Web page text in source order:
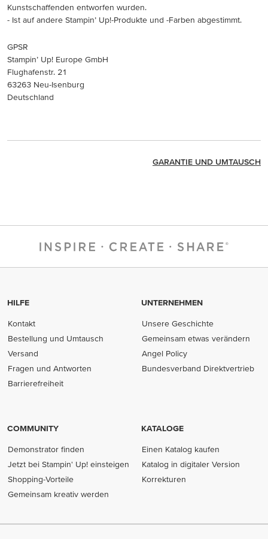
Kunstschaffenden entworfen wurden.
- Ist auf andere Stampin’ Up!-Produkte und -Farben abgestimmt.
GPSR
Stampin’ Up! Europe GmbH
Flughafenstr. 21
63263 Neu-Isenburg
Deutschland
GARANTIE UND UMTAUSCH
HILFE
Kontakt
Bestellung und Umtausch
Versand
Fragen und Antworten
Barrierefreiheit
UNTERNEHMEN
Unsere Geschichte
Gemeinsam etwas verändern
Angel Policy
Bundesverband Direktvertrieb
COMMUNITY
Demonstrator finden
Jetzt bei Stampin' Up! einsteigen
Shopping-Vorteile
Gemeinsam kreativ werden
KATALOGE
Einen Katalog kaufen
Katalog in digitaler Version
Korrekturen